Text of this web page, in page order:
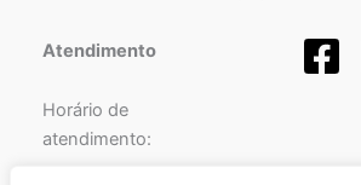
Atendimento
Horário de
atendimento: